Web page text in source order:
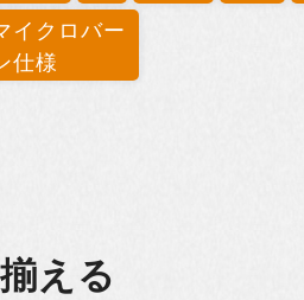
イクロバー
仕様
える